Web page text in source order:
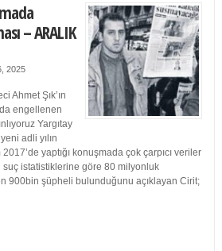
– ARALIK
2025
Ahmet Şık’ın
engellenen
Yargıtay
adli yılın
2017’de yaptığı konuşmada çok çarpıcı veriler
suç istatistiklerine göre 80 milyonluk
900bin şüpheli bulunduğunu açıklayan Cirit;